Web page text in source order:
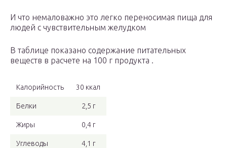
И что немаловажно это легко переносимая пища для
людей с чувствительным желудком
В таблице показано содержание питательных
веществ в расчете на 100 г продукта .
Калорийность 30 ккал
Белки 2,5 г
Жиры 0,4 г
Углеводы 4,1 г